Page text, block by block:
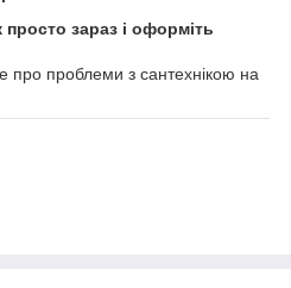
зараз і оформіть
про проблеми з сантехнікою на